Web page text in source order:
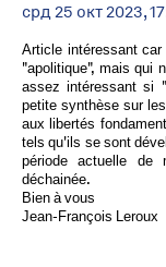
срд 25 окт 2023,
Article intéressant
"apolitique", mais qui
assez intéressant si
petite synthèse sur
aux libertés
tels qu'ils se sont
période actuelle de
déchainée.
Bien à vous
Jean-François Leroux